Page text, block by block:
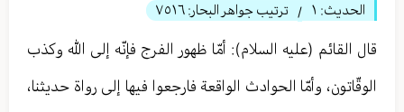
الحديث: ١ / ترتيب جواهر البحار: ٧٥١٦
قال القائم (عليه السلام): أمّا ظهور الفرج فإنّه إلى الله وكذب
الوقّاتون، وأمّا الحوادث الواقعة فارجعوا فيها إلى رواة حديثنا،